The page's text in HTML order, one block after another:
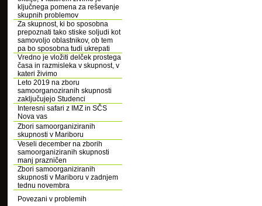
ključnega pomena za reševanje
skupnih problemov
Za skupnost, ki bo sposobna
prepoznati tako stiske soljudi kot
samovoljo oblastnikov, ob tem
pa bo sposobna tudi ukrepati
Vredno je vložiti delček prostega
časa in razmisleka v skupnost, v
kateri živimo
Leto 2019 na zboru
samoorganoziranih skupnosti
zaključujejo Studenci
Interesni safari z IMZ in SČS
Nova vas
Zbori samoorganiziranih
skupnosti v Mariboru
Veseli december na zborih
samoorganiziranih skupnosti
manj prazničen
Zbori samoorganiziranih
skupnosti v Mariboru v zadnjem
tednu novembra
Povezani v problemih